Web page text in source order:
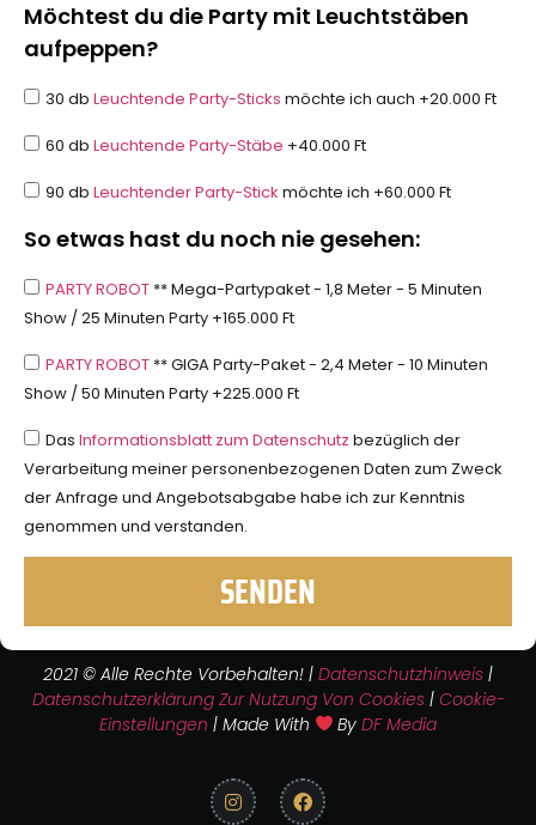
Möchtest du die Party mit Leuchtstäben
aufpeppen?
30 db Leuchtende Party-Sticks möchte ich auch +20.000 Ft
60 db Leuchtende Party-Stäbe +40.000 Ft
90 db Leuchtender Party-Stick möchte ich +60.000 Ft
So etwas hast du noch nie gesehen:
PARTY ROBOT ** Mega-Partypaket - 1,8 Meter - 5 Minuten
Show / 25 Minuten Party +165.000 Ft
PARTY ROBOT ** GIGA Party-Paket - 2,4 Meter - 10 Minuten
Show / 50 Minuten Party +225.000 Ft
Das Informationsblatt zum Datenschutz bezüglich der
Verarbeitung meiner personenbezogenen Daten zum Zweck
der Anfrage und Angebotsabgabe habe ich zur Kenntnis
genommen und verstanden.
SENDEN
2021 © Alle Rechte Vorbehalten! | Datenschutzhinweis |
Datenschutzerklärung Zur Nutzung Von Cookies| Cookie-
Einstellungen | Made With ByDF Media